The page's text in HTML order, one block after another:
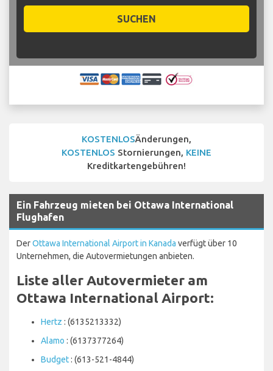
SUCHEN
KOSTENLOSÄnderungen,
KOSTENLOS Stornierungen, KEINE
Kreditkartengebühren!
Ein Fahrzeug mieten bei Ottawa International
Flughafen
DerOttawa International Airport in Kanada verfügt über 10
Unternehmen, die Autovermietungen anbieten.
Liste aller Autovermieter am
Ottawa International Airport:
Hertz : (6135213332)
Alamo : (6137377264)
Budget: (613-521-4844)